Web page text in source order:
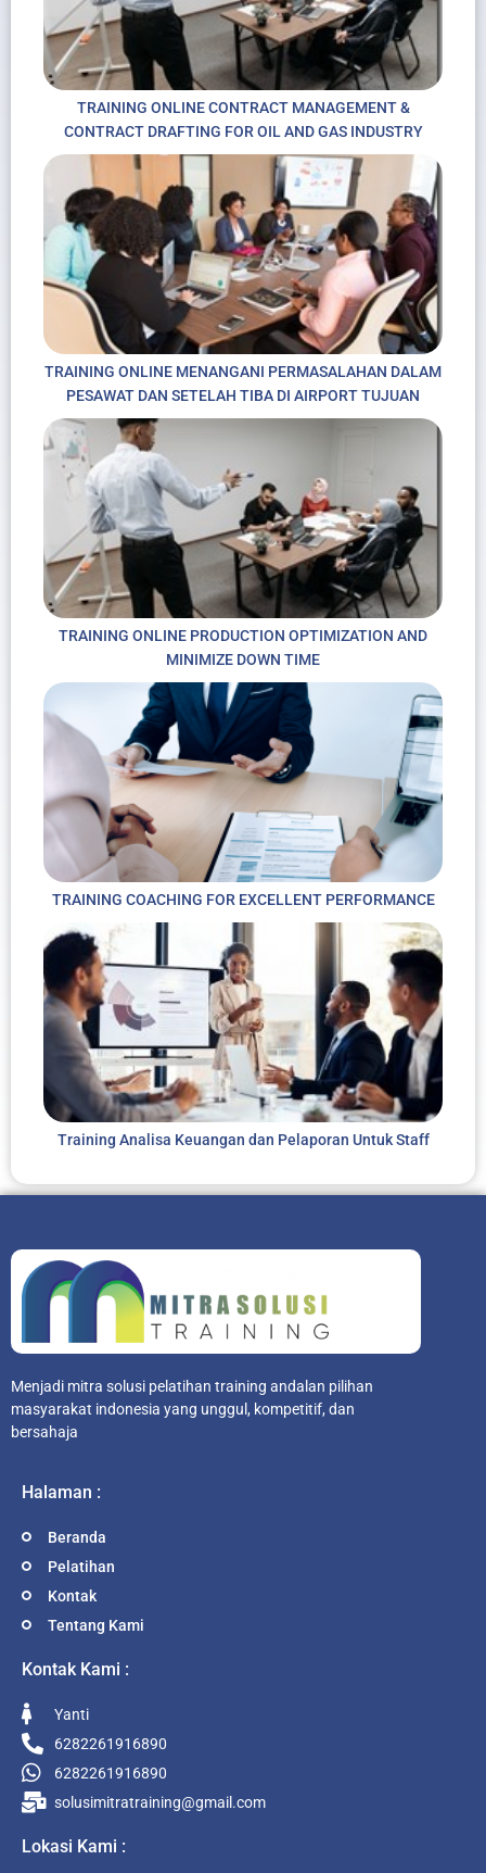
TRAINING ONLINE CONTRACT MANAGEMENT &
CONTRACT DRAFTING FOR OIL AND GAS INDUSTRY
TRAINING ONLINE MENANGANI PERMASALAHAN DALAM
PESAWAT DAN SETELAH TIBA DI AIRPORT TUJUAN
TRAINING ONLINE PRODUCTION OPTIMIZATION AND
MINIMIZE DOWN TIME
TRAINING COACHING FOR EXCELLENT PERFORMANCE
Training Analisa Keuangan dan Pelaporan Untuk Staff
Menjadi mitra solusi pelatihan training andalan pilihan
masyarakat indonesia yang unggul, kompetitif, dan
bersahaja
Halaman :
Beranda
Pelatihan
Kontak
Tentang Kami
Kontak Kami :
Yanti
6282261916890
6282261916890
solusimitratraining@gmail.com
Lokasi Kami :